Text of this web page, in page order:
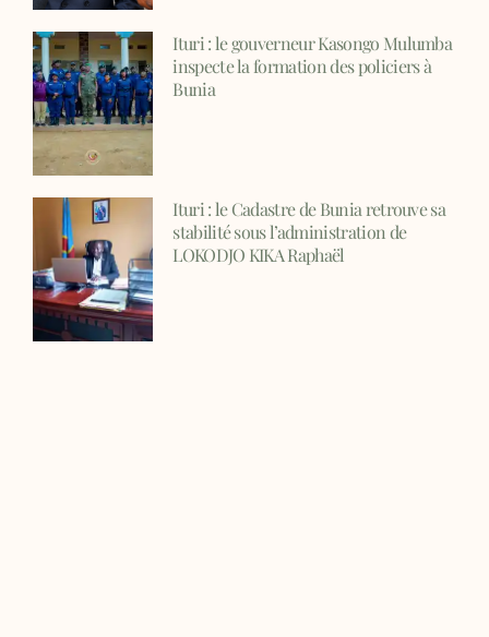
Ituri : le gouverneur Kasongo Mulumba
inspecte la formation des policiers à
Bunia
Ituri : le Cadastre de Bunia retrouve sa
stabilité sous l’administration de
LOKODJO KIKA Raphaël